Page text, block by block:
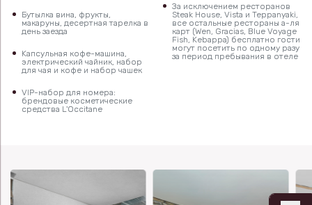
Бутылка вина, фрукты,
макаруны, десертная тарелка в
день заезда
Kапсульная кофе-машина,
электрический чайник, набор
для чая и кофе и набор чашек
VIP-набор для номера:
брендовые косметические
средства L'Occitane
За исключением ресторанов
Steak House, Vista и Teppanyaki,
все остальные рестораны а-ля
карт (Wen, Gracias, Blue Voyage
Fish, Kebappa) бесплатно гости
могут посетить по одному разу
за период пребывания в отеле